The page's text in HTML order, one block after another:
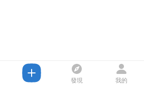
發現 我的